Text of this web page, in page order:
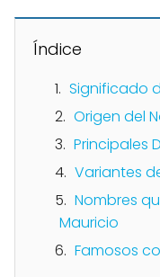
Índice
Significado
Origen del
Principales
Variantes
Nombres
Mauricio
Famosos